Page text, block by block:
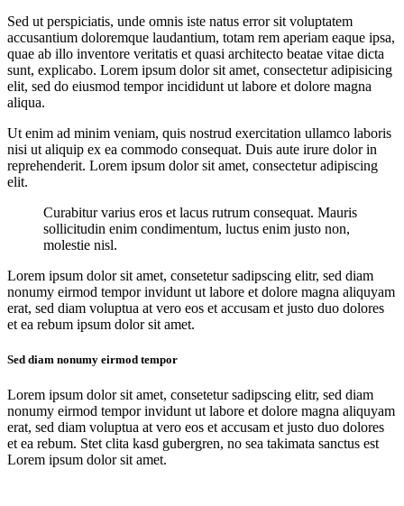
Sed ut perspiciatis, unde omnis iste natus error sit voluptatem
accusantium doloremque laudantium, totam rem aperiam eaque ipsa,
quae ab illo inventore veritatis et quasi architecto beatae vitae dicta
sunt, explicabo. Lorem ipsum dolor sit amet, consectetur adipisicing
elit, sed do eiusmod tempor incididunt ut labore et dolore magna
aliqua.
Ut enim ad minim veniam, quis nostrud exercitation ullamco laboris
nisi ut aliquip ex ea commodo consequat. Duis aute irure dolor in
reprehenderit. Lorem ipsum dolor sit amet, consectetur adipiscing
elit.
Curabitur varius eros et lacus rutrum consequat. Mauris
sollicitudin enim condimentum, luctus enim justo non,
molestie nisl.
Lorem ipsum dolor sit amet, consetetur sadipscing elitr, sed diam
nonumy eirmod tempor invidunt ut labore et dolore magna aliquyam
erat, sed diam voluptua at vero eos et accusam et justo duo dolores
et ea rebum ipsum dolor sit amet.
Sed diam nonumy eirmod tempor
Lorem ipsum dolor sit amet, consetetur sadipscing elitr, sed diam
nonumy eirmod tempor invidunt ut labore et dolore magna aliquyam
erat, sed diam voluptua at vero eos et accusam et justo duo dolores
et ea rebum. Stet clita kasd gubergren, no sea takimata sanctus est
Lorem ipsum dolor sit amet.